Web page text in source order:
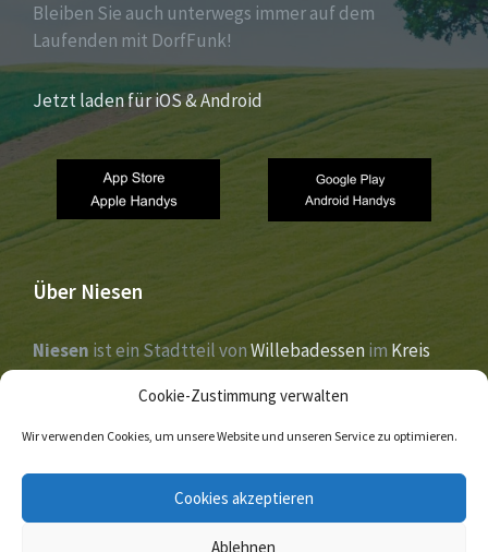
Cookie-Zustimmung verwalten
Wir verwenden Cookies, um unsere Website und unseren Service zu optimieren.
Cookies akzeptieren
Ablehnen
Bleiben Sie auch unterwegs immer auf dem
Laufenden mit DorfFunk!
Jetzt laden für iOS & Android
Über Niesen
Niesen ist ein Stadtteil vonWillebadessenim Kreis
Höxter,Nordrhein-Westfalen. Der Ort liegt im Tal der
und wurde 1273 erstmals urkundlich erwähnt.
Facebook Twitter